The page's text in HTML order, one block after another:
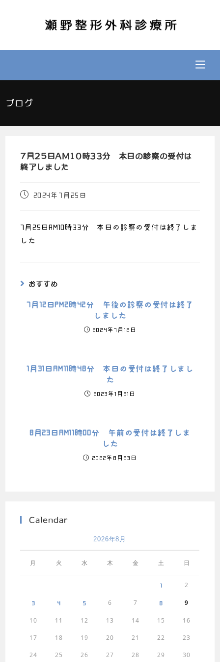
ブログ
7月25日AM10時33分 本日の診察の受付は
終了しました
2024年7月25日
7月25日AM10時33分 本日の診察の受付は終了しま
した
おすすめ
7月12日PM2時42分 午後の診察の受付は終了
しました
2024年7月12日
1月31日AM11時48分 本日の受付は終了しまし
た
2023年1月31日
8月23日AM11時00分 午前の受付は終了しま
した
2022年8月23日
Calendar
2026年8月
月 火 水 木 金 土 日
1 2
3 4 5 6 7 8 9
10 11 12 13 14 15 16
17 18 19 20 21 22 23
24 25 26 27 28 29 30